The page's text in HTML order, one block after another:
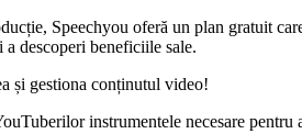
Speechyou oferă un plan gratuit
a descoperi beneficiile sale.
și gestiona conținutul video!
instrumentele necesare